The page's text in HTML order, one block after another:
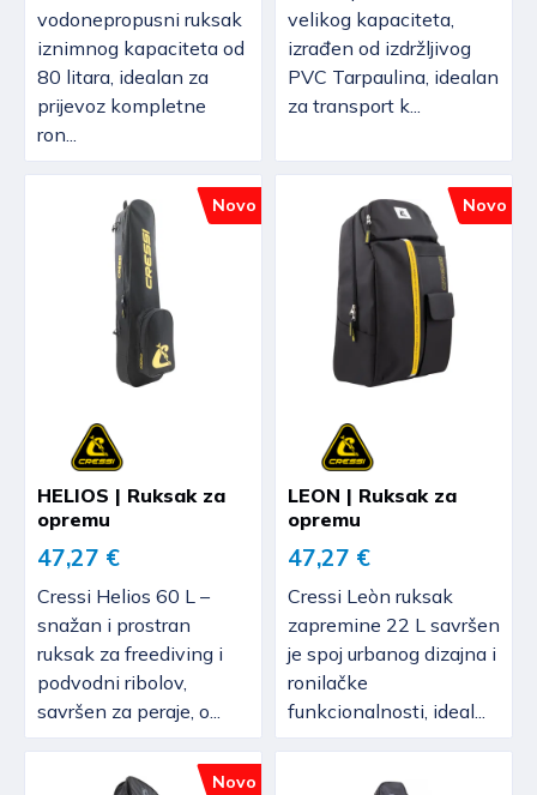
vodonepropusni ruksak
iznimnog kapaciteta od
80 litara, idealan za
prijevoz kompletne
ron...
velikog kapaciteta,
izrađen od izdržljivog
PVC Tarpaulina, idealan
za transport k...
Novo
HELIOS | Ruksak za
opremu
47,27 €
Cressi Helios 60 L –
snažan i prostran
ruksak za freediving i
podvodni ribolov,
savršen za peraje, o...
Novo
LEON | Ruksak za
opremu
47,27 €
Cressi Leòn ruksak
zapremine 22 L savršen
je spoj urbanog dizajna i
ronilačke
funkcionalnosti, ideal...
Novo